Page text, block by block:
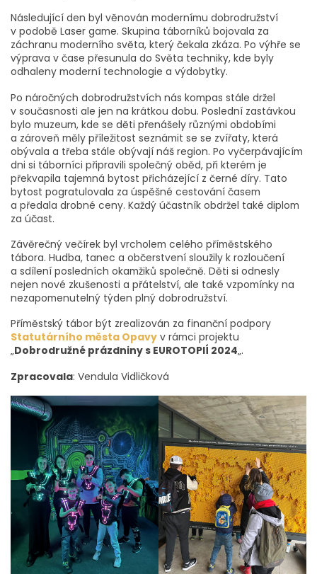
Následující den byl věnován modernímu dobrodružství
v podobě Laser game. Skupina táborníků bojovala za
záchranu moderního světa, který čekala zkáza. Po výhře se
výprava v čase přesunula do Světa techniky, kde byly
odhaleny moderní technologie a výdobytky.
Po náročných dobrodružstvích nás kompas stále držel
v současnosti ale jen na krátkou dobu. Poslední zastávkou
bylo muzeum, kde se děti přenášely různými obdobími
a zároveň měly příležitost seznámit se se zvířaty, která
obývala a třeba stále obývají náš region. Po vyčerpávajícím
dni si táborníci připravili společný oběd, při kterém je
překvapila tajemná bytost přicházející z černé díry. Tato
bytost pogratulovala za úspěšné cestování časem
a předala drobné ceny. Každý účastník obdržel také diplom
za účast.
Závěrečný večírek byl vrcholem celého příměstského
tábora. Hudba, tanec a občerstvení sloužily k rozloučení
a sdílení posledních okamžiků společně. Děti si odnesly
nejen nové zkušenosti a přátelství, ale také vzpomínky na
nezapomenutelný týden plný dobrodružství.
Příměstský tábor být zrealizován za finanční podpory
Statutárního města Opavy v rámci projektu
„Dobrodružné prázdniny s EUROTOPIÍ 2024„.
Zpracovala: Vendula Vidličková